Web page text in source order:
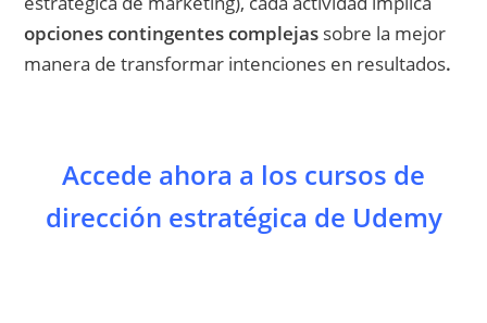
opciones contingentes complejas sobre la mejor
manera de transformar intenciones en resultados.
Accede ahora a los cursos de
dirección estratégica de Udemy